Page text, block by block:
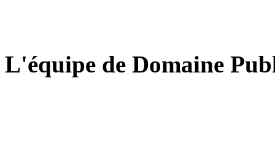
L'équipe de Domaine